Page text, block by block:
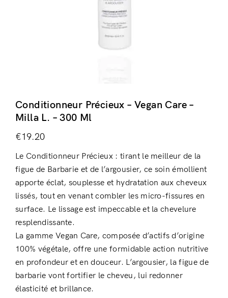
Conditionneur Précieux – Vegan Care –
Milla L. – 300 Ml
€19.20
Le Conditionneur Précieux : tirant le meilleur de la
figue de Barbarie et de l’argousier, ce soin émollient
apporte éclat, souplesse et hydratation aux cheveux
lissés, tout en venant combler les micro-fissures en
surface. Le lissage est impeccable et la chevelure
resplendissante.
La gamme Vegan Care, composée d’actifs d’origine
100% végétale, offre une formidable action nutritive
en profondeur et en douceur. L’argousier, la figue de
barbarie vont fortifier le cheveu, lui redonner
élasticité et brillance.